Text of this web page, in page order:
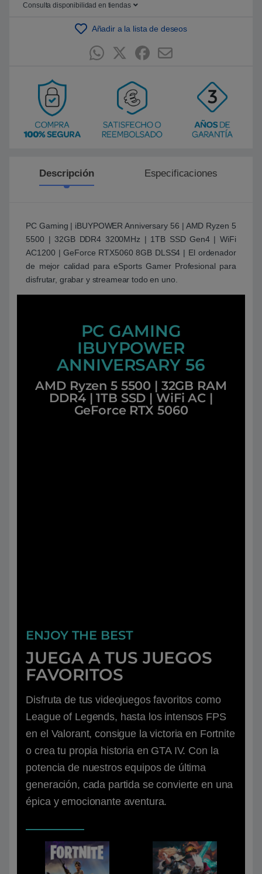
Consulta disponibilidad en tiendas
Añadir a la lista de deseos
Descripción Especificaciones
PC Gaming | iBUYPOWER Anniversary 56 | AMD Ryzen 5
5500 | 32GB DDR4 3200MHz | 1TB SSD Gen4 | WiFi
AC1200 | GeForce RTX5060 8GB DLSS4 | El ordenador
de mejor calidad para eSports Gamer Profesional para
disfrutar, grabar y streamear todo en uno.
PC GAMING
IBUYPOWER
ANNIVERSARY 56
AMD Ryzen 5 5500 | 32GB RAM
DDR4 | 1TB SSD | WiFi AC |
GeForce RTX 5060
ENJOY THE BEST
JUEGA A TUS JUEGOS
FAVORITOS
Disfruta de tus videojuegos favoritos como
League of Legends, hasta los intensos FPS
en el Valorant, consigue la victoria en Fortnite
o crea tu propia historia en GTA IV. Con la
potencia de nuestros equipos de última
generación, cada partida se convierte en una
épica y emocionante aventura.